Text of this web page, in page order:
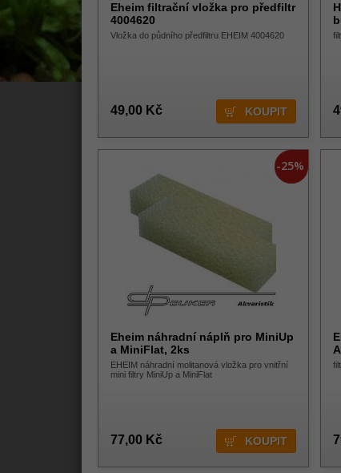
Eheim filtrační vložka pro předfiltr
4004620
Vložka do půdního předfiltru EHEIM 4004620
49,00 Kč
-25%
Eheim náhradní náplň pro MiniUp
a MiniFlat, 2ks
EHEIM náhradní molitanová vložka pro vnitřní
mini filtry MiniUp a MiniFlat
77,00 Kč